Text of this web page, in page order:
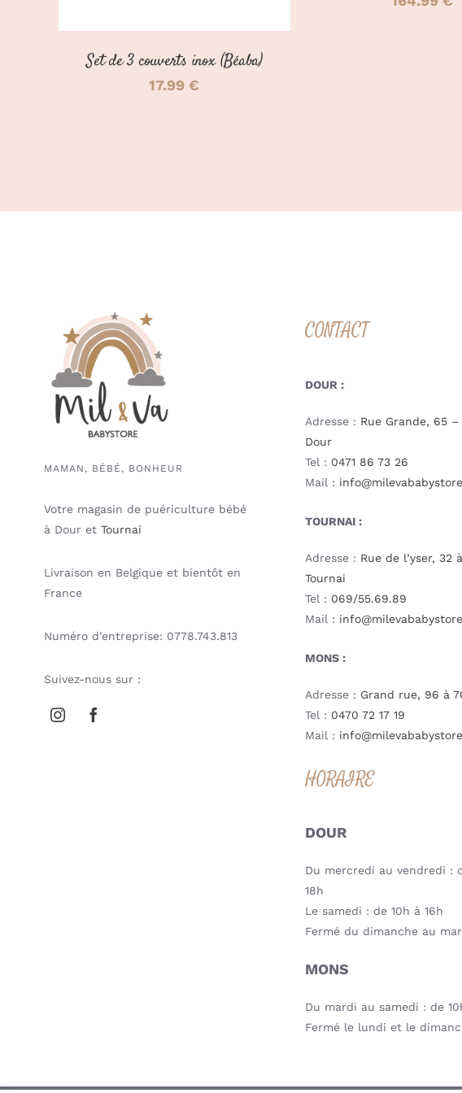
CHOISIES
LA
Set de 3 couverts inox (Béaba)
17.99€
MAMAN, BÉBÉ, BONHEUR
Votre magasin de puériculture bébé
à Dour et Tournai
Livraison en Belgique et bientôt en
France
Numéro d’entreprise: 0778.743.813
Suivez-nous sur :
CONTACT
DOUR :
Adresse : Rue Grande, 65 –
Dour
Tel : 0471 86 73 26
Mail :
TOURNAI :
Adresse : Rue de l’yser, 32
Tournai
Tel : 069/55.69.89
Mail :
MONS :
Adresse : Grand rue, 96 à
Tel : 0470 72 17 19
Mail :
HORAIRE
DOUR
Du mercredi au vendredi :
18h
Le samedi : de 10h à 16h
Fermé du dimanche au
MONS
Du mardi au samedi : de
Fermé le lundi et le